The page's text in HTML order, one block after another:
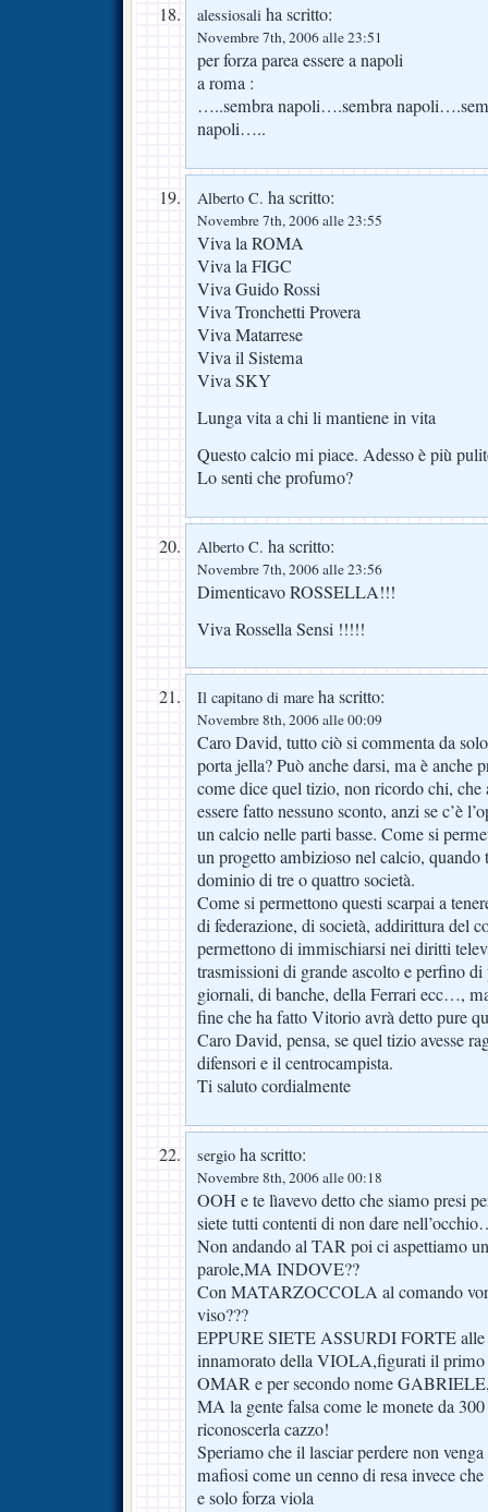
alessiosali ha scritto:
Novembre 7th, 2006 alle 23:51
per forza parea essere a napoli
a roma :
…..sembra napoli….sembra
napoli…..
Alberto C. ha scritto:
Novembre 7th, 2006 alle 23:55
Viva la ROMA
Viva la FIGC
Viva Guido Rossi
Viva Tronchetti Provera
Viva Matarrese
Viva il Sistema
Viva SKY
Lunga vita a chi li mantiene in vita
Questo calcio mi piace. Adesso è più
Lo senti che profumo?
Alberto C. ha scritto:
Novembre 7th, 2006 alle 23:56
Dimenticavo ROSSELLA!!!
Viva Rossella Sensi !!!!!
Il capitano di mare ha scritto:
Novembre 8th, 2006 alle 00:09
Caro David, tutto ciò si commenta da
porta jella? Può anche darsi, ma è anche
come dice quel tizio, non ricordo chi,
essere fatto nessuno sconto, anzi se c’è
un calcio nelle parti basse. Come si
un progetto ambizioso nel calcio, quando
dominio di tre o quattro società.
Come si permettono questi scarpai a
di federazione, di società, addirittura del
permettono di immischiarsi nei diritti
trasmissioni di grande ascolto e perfino di
giornali, di banche, della Ferrari ecc…,
fine che ha fatto Vitorio avrà detto pure
Caro David, pensa, se quel tizio avesse
difensori e il centrocampista.
Ti saluto cordialmente
sergio ha scritto:
Novembre 8th, 2006 alle 00:18
OOH e te lìavevo detto che siamo presi
siete tutti contenti di non dare
Non andando al TAR poi ci aspettiamo
parole,MA INDOVE??
Con MATARZOCCOLA al comando
viso???
EPPURE SIETE ASSURDI FORTE
innamorato della VIOLA,figurati il
OMAR e per secondo nome
MA la gente falsa come le monete da
riconoscerla cazzo!
Speriamo che il lasciar perdere non
mafiosi come un cenno di resa invece
e solo forza viola